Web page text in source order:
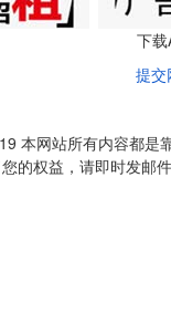
下载
提交
本网站所有内容都是
的权益，请即时发邮